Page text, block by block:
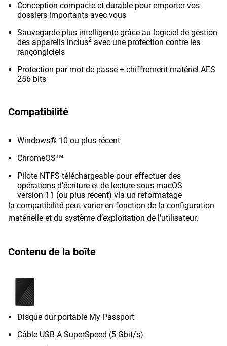
Conception compacte et durable pour emporter vos
dossiers importants avec vous
Sauvegarde plus intelligente grâce au logiciel de gestion
des appareils inclus2 avec une protection contre les
rançongiciels
Protection par mot de passe + chiffrement matériel AES
256 bits
Compatibilité
Windows® 10 ou plus récent
ChromeOS™
Pilote NTFS téléchargeable pour effectuer des
opérations d’écriture et de lecture sous macOS
version 11 (ou plus récent) via un reformatage
la compatibilité peut varier en fonction de la configuration
matérielle et du système d’exploitation de l’utilisateur.
Contenu de la boîte
Disque dur portable My Passport
Câble USB-A SuperSpeed (5 Gbit/s)